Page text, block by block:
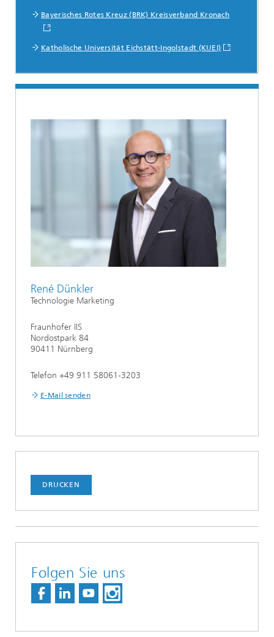
Bayerisches Rotes Kreuz (BRK) Kreisverband Kronach
Katholische Universität Eichstätt-Ingolstadt (KUEI)
René Dünkler
Technologie Marketing
Fraunhofer IIS
Nordostpark 84
90411 Nürnberg
Telefon +49 911 58061-3203
E-Mail senden
DRUCKEN
Folgen Sie uns